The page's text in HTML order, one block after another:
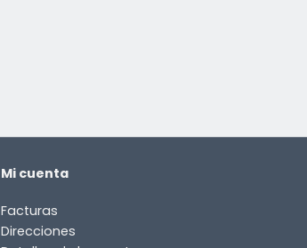
Mi cuenta
Facturas
Direcciones